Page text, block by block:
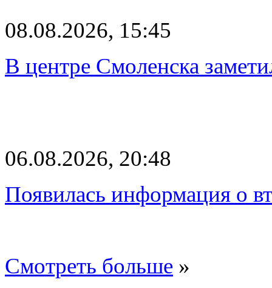
08.08.2026, 15:45
В центре Смоленска
06.08.2026, 20:48
Появилась информация о
Смотреть больше »